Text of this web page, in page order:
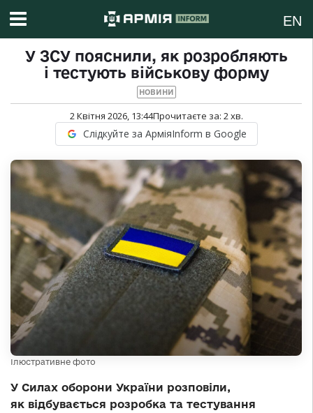
EN
У ЗСУ пояснили, як розробляють
і тестують військову форму
НОВИНИ
2 Квітня 2026, 13:44Прочитаєте за: 2хв.
Слідкуйте за АрміяInform в Google
Ілюстративне фото
У Силах оборони України розповіли,
як відбувається розробка та тестування